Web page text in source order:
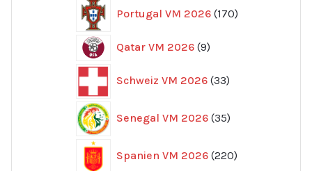
Portugal VM 2026 170
produkter
Qatar VM 2026 99
Schweiz VM 2026 33
produkter
Senegal VM 2026 35
produkter
Spanien VM 2026 220
produkter